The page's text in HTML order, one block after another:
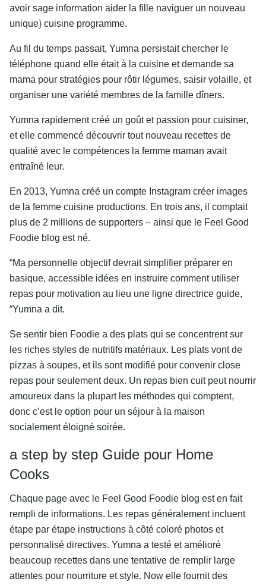
avoir sage information aider la fille naviguer un nouveau
unique} cuisine programme.
Au fil du temps passait, Yumna persistait chercher le
téléphone quand elle était à la cuisine et demande sa
mama pour stratégies pour rôtir légumes, saisir volaille, et
organiser une variété membres de la famille dîners.
Yumna rapidement créé un goût et passion pour cuisiner,
et elle commencé découvrir tout nouveau recettes de
qualité avec le compétences la femme maman avait
entraîné leur.
En 2013, Yumna créé un compte Instagram créer images
de la femme cuisine productions. En trois ans, il comptait
plus de 2 millions de supporters – ainsi que le Feel Good
Foodie blog est né.
“Ma personnelle objectif devrait simplifier préparer en
basique, accessible idées en instruire comment utiliser
repas pour motivation au lieu une ligne directrice guide,
“Yumna a dit.
Se sentir bien Foodie a des plats qui se concentrent sur
les riches styles de nutritifs matériaux. Les plats vont de
pizzas à soupes, et ils sont modifié pour convenir close
repas pour seulement deux. Un repas bien cuit peut nourrir
amoureux dans la plupart les méthodes qui comptent,
donc c’est le option pour un séjour à la maison
socialement éloigné soirée.
a step by step Guide pour Home
Cooks
Chaque page avec le Feel Good Foodie blog est en fait
rempli de informations. Les repas généralement incluent
étape par étape instructions à côté coloré photos et
personnalisé directives. Yumna a testé et amélioré
beaucoup recettes dans une tentative de remplir large
attentes pour nourriture et style. Now elle fournit des